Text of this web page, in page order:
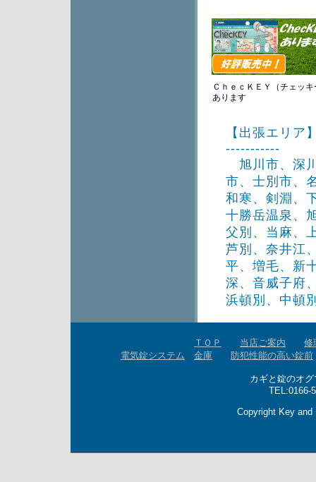
ＣｈｅｃＫＥＹ（チェッキ
あります
【出張エリ
-----------
旭川市、深
市、士別市、
和寒、剣淵、
十勝岳温泉、
父別、当麻、
芦別、奈井江
平、増毛、新
深、音威子府
浜頓別、中頓
ＴＯＰ 当店ご案内
修
電気錠システム
金庫 防犯性能の高い錠前
カギと錠のオ
TEL:0166-
Copyright Key